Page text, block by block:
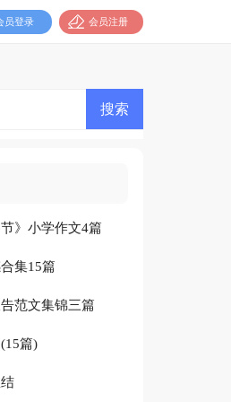
员登录 会员注册
》小学作文4篇
集15篇
范文集锦三篇
篇)